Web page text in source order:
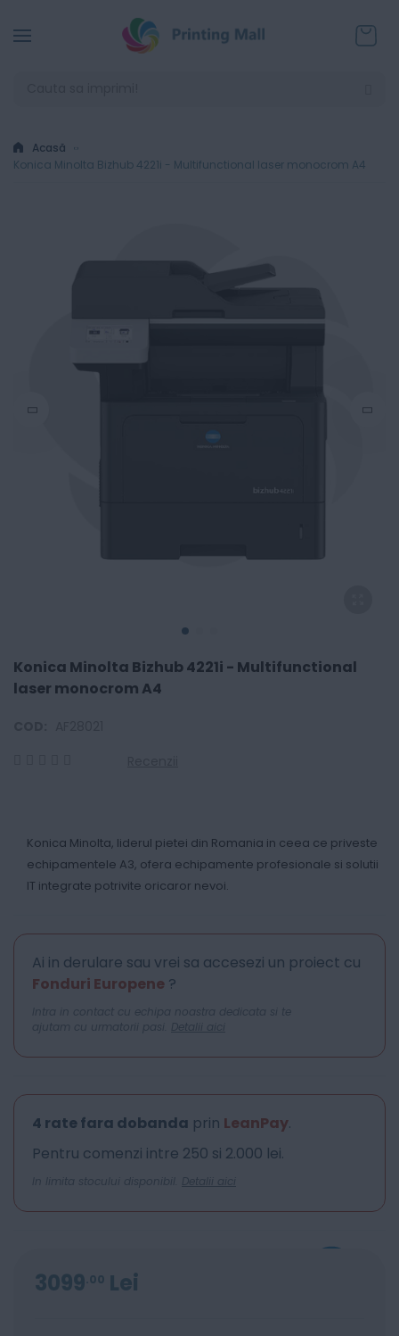
Acasă
Konica Minolta Bizhub 4221i - Multifunctional laser monocrom A4
Konica Minolta Bizhub 4221i - Multifunctional
laser monocrom A4
Konica Minolta, liderul pietei din Romania in ceea ce priveste
echipamentele A3, ofera echipamente profesionale si solutii
IT integrate potrivite oricaror nevoi.
Ai in derulare sau vrei sa accesezi un proiect cu
Fonduri Europene ?
Intra in contact cu echipa noastra dedicata si te
ajutam cu urmatorii pasi. Detalii aici
4 rate fara dobanda prin LeanPay.
Pentru comenzi intre 250 si 2.000 lei.
In limita stocului disponibil. Detalii aici
3099 00 Lei